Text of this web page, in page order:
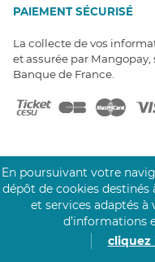
PAIEMENT SÉCURISÉ
La collecte de vos
et assurée par
Banque de France.
NOS PARTENAIRES
Click&Care est soutenu
Caisse des Dépôts et MAIF.
En poursuivant votre
dépôt de cookies destinés
et services adaptés à
d’informations
cliquez